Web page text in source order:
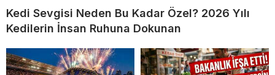
Kedi Sevgisi Neden Bu Kadar Özel? 2026 Yılı
Kedilerin İnsan Ruhuna Dokunan